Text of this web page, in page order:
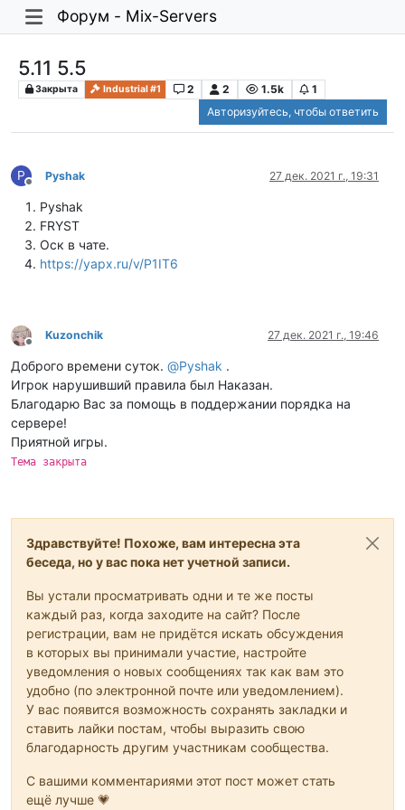
Форум - Mix-Servers
5.11 5.5
Закрыта Industrial #1 2 2 1.5k
1
Авторизуйтесь, чтобы ответить
P
Не в сети
Pyshak 27 дек. 2021 г., 19:31
Pyshak
FRYST
Оск в чате.
https://yapx.ru/v/P1IT6
Не в сети
Kuzonchik 27 дек. 2021 г., 19:46
Доброго времени суток. @Pyshak .
Игрок нарушивший правила был Наказан.
Благодарю Вас за помощь в поддержании порядка на
сервере!
Приятной игры.
Тема закрыта
Здравствуйте! Похоже, вам интересна эта
беседа, но у вас пока нет учетной записи.
Вы устали просматривать одни и те же посты
каждый раз, когда заходите на сайт? После
регистрации, вам не придётся искать обсуждения
в которых вы принимали участие, настройте
уведомления о новых сообщениях так как вам это
удобно (по электронной почте или уведомлением).
У вас появится возможность сохранять закладки и
ставить лайки постам, чтобы выразить свою
благодарность другим участникам сообщества.
С вашими комментариями этот пост может стать
ещё лучше 💗